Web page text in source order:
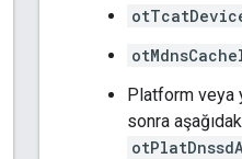
Platform veya
sonra